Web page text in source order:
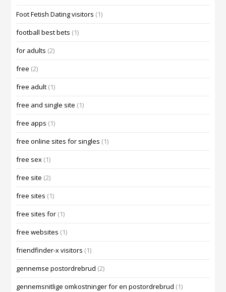
Foot Fetish Dating visitors (1)
football best bets (1)
for adults (2)
free (2)
free adult (1)
free and single site (1)
free apps (1)
free online sites for singles (1)
free sex (1)
free site (2)
free sites (1)
free sites for (1)
free websites (1)
friendfinder-x visitors (1)
gennemse postordrebrud (2)
gennemsnitlige omkostninger for en postordrebrud (1)